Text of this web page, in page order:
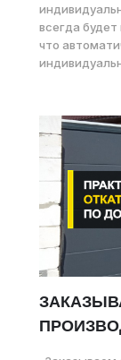
всегда будет
что